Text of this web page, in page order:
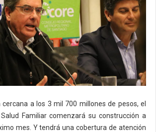
cercana a los 3 mil 700 millones de pesos, el
Familiar comenzará su construcción a
mes. Y tendrá una cobertura de atención